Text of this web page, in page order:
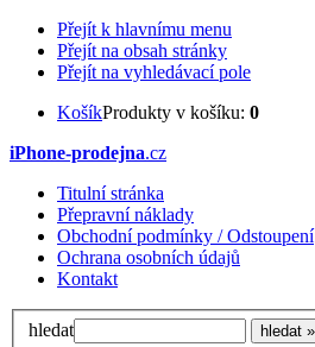
Přejít k hlavnímu menu
Přejít na obsah stránky
Přejít na vyhledávací pole
KošíkProdukty v košíku: 0
iPhone-prodejna.cz
Titulní stránka
Přepravní náklady
Obchodní podmínky / Odstoupení
Ochrana osobních údajů
Kontakt
hledat